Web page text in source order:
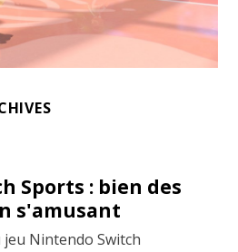
Sports : bien des
s'amusant
Nintendo Switch